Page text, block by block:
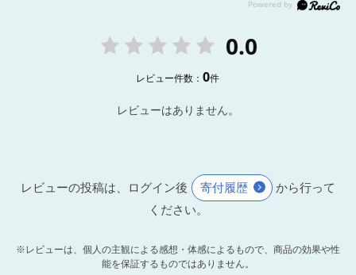
0.0
レビュー件数：0件
レビューはありません。
レビューの投稿は、ログイン後 寄付履歴
から行って
ください。
※レビューは、個人の主観による感想・体感によるもので、商品の効果や性
能を保証するものではありません。